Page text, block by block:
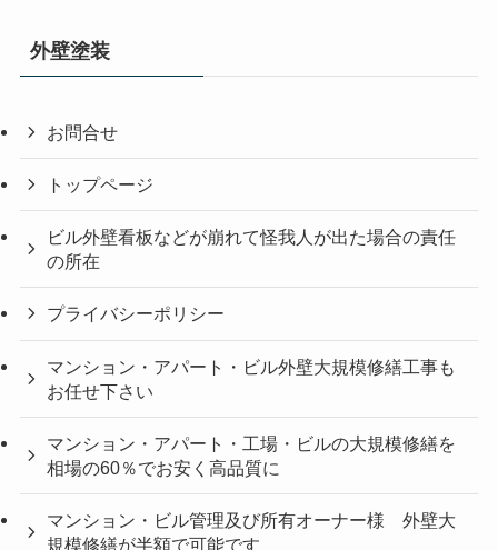
外壁塗装
お問合せ
トップページ
ビル外壁看板などが崩れて怪我人が出た場合の責任
の所在
プライバシーポリシー
マンション・アパート・ビル外壁大規模修繕工事も
お任せ下さい
マンション・アパート・工場・ビルの大規模修繕を
相場の60％でお安く高品質に
マンション・ビル管理及び所有オーナー様 外壁大
規模修繕が半額で可能です